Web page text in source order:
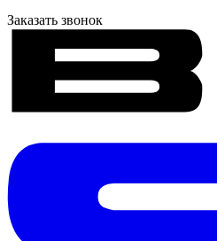
Заказать звонок